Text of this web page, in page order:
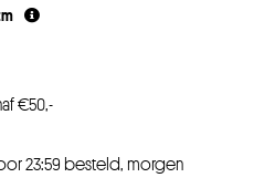
€50,-
23:59 besteld, morgen